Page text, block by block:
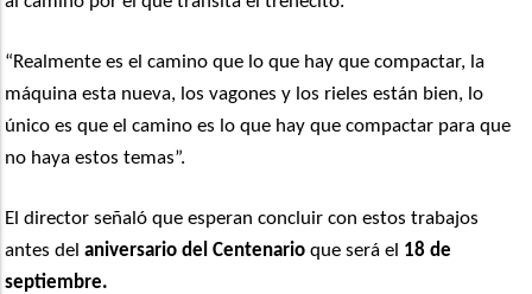
“Realmente es el camino que lo que hay que compactar, la
máquina esta nueva, los vagones y los rieles están bien, lo
único es que el camino es lo que hay que compactar para que
no haya estos temas”.
El director señaló que esperan concluir con estos trabajos
antes delaniversario del Centenario que será el 18 de
septiembre.